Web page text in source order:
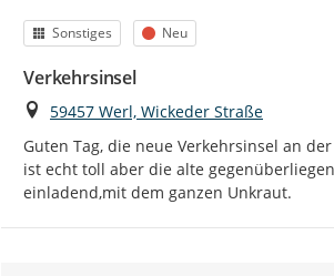
Kategorie
Sonstiges Status
Neu
Verkehrsinsel
Ort
59457 Werl, Wickeder Straße
Guten Tag, die neue Verkehrsinsel an
ist echt toll aber die alte
einladend,mit dem ganzen Unkraut.